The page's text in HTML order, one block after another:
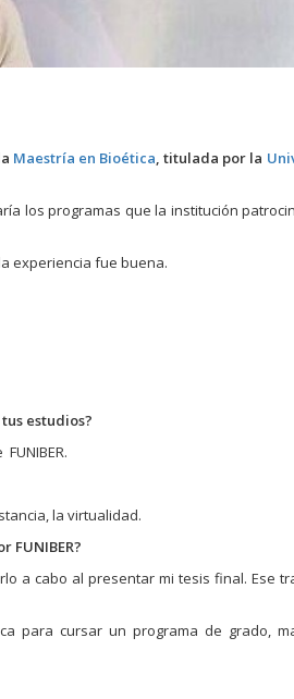
Maestría en Bioética, titulada por la
los programas que la institución
experiencia fue buena.
estudios?
la virtualidad.
a cabo al presentar mi tesis final. Ese
para cursar un programa de grado,